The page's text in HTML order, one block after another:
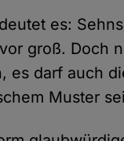
es:
groß. Doch
es darf auch
Muster